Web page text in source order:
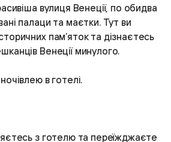
вулиця Венеції, по обидва
палаци та маєтки. Тут ви
пам’яток та дізнаєтесь
Венеції минулого.
в готелі.
з готелю та переїжджаєте